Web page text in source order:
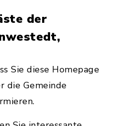
der
Sie diese Homepage
die Gemeinde